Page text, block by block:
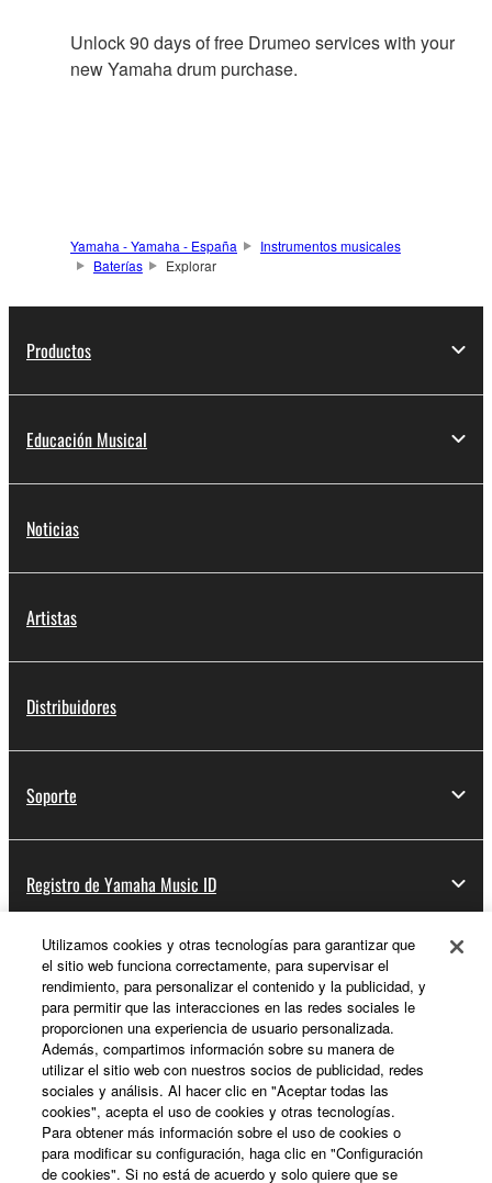
Unlock 90 days of free Drumeo services with your
new Yamaha drum purchase.
Yamaha - Yamaha - España
Instrumentos musicales
Baterías
Explorar
Productos
Educación Musical
Noticias
Artistas
Distribuidores
Soporte
Registro de Yamaha Music ID
Acerca de Yamaha
España - Spanish
Empresa
Utilizamos cookies y otras tecnologías para garantizar que
el sitio web funciona correctamente, para supervisar el
rendimiento, para personalizar el contenido y la publicidad, y
para permitir que las interacciones en las redes sociales le
proporcionen una experiencia de usuario personalizada.
Además, compartimos información sobre su manera de
utilizar el sitio web con nuestros socios de publicidad, redes
sociales y análisis. Al hacer clic en "Aceptar todas las
cookies", acepta el uso de cookies y otras tecnologías.
Para obtener más información sobre el uso de cookies o
para modificar su configuración, haga clic en "Configuración
de cookies". Si no está de acuerdo y solo quiere que se